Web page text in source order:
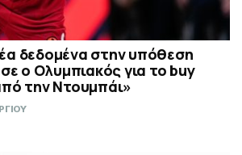
δεδομένα στην υπόθεση
ο Ολυμπιακός για το buy
την Ντουμπάι»